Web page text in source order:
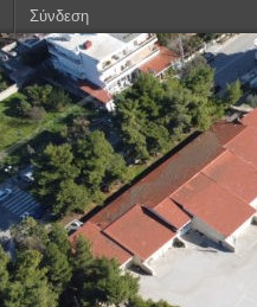
Σύνδεση